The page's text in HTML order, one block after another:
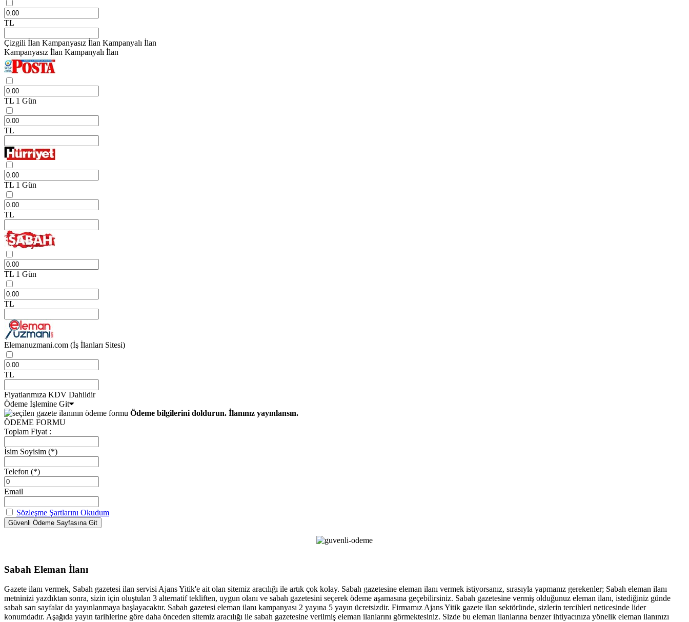
TL
Çizgili İlan Kampanyasız İlan Kampanyalı İlan
Kampanyasız İlan Kampanyalı İlan
TL 1 Gün
TL
TL 1 Gün
TL
TL 1 Gün
TL
Elemanuzmani.com (İş İlanları Sitesi)
TL
Fiyatlarımıza KDV Dahildir
Ödeme İşlemine Git
Ödeme bilgilerini doldurun. İlanınız yayınlansın.
ÖDEME FORMU
Toplam Fiyat :
İsim Soyisim (*)
Telefon (*)
Email
Sözleşme Şartlarını Okudum
Sabah Eleman İlanı
Gazete ilanı vermek, Sabah gazetesi ilan servisi Ajans Yitik'e ait olan sitemiz aracılığı ile artık çok kolay. Sabah gazetesine eleman ilanı vermek istiyorsanız, sırasıyla yapmanız gerekenler; Sabah eleman ilanı
metninizi yazdıktan sonra, sizin için oluştulan 3 alternatif tekliften, uygun olanı ve sabah gazetesini seçerek ödeme aşamasına geçebilirsiniz. Sabah gazetesine vermiş olduğunuz eleman ilanı, istediğiniz günde
sabah sarı sayfalar da yayınlanmaya başlayacaktır. Sabah gazetesi eleman ilanı kampanyası 2 yayına 5 yayın ücretsizdir. Firmamız Ajans Yitik gazete ilan sektöründe, sizlerin tercihleri neticesinde lider
konumdadır. Aşağıda yayın tarihlerine göre daha önceden sitemiz aracılığı ile sabah gazetesine verilmiş eleman ilanlarını görmektesiniz. Sizde bu eleman ilanlarına benzer ihtiyacınıza yönelik eleman ilanınızı